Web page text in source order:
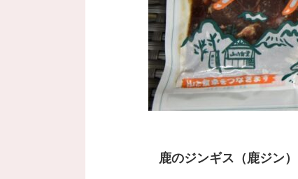
鹿のジンギス（鹿ジン